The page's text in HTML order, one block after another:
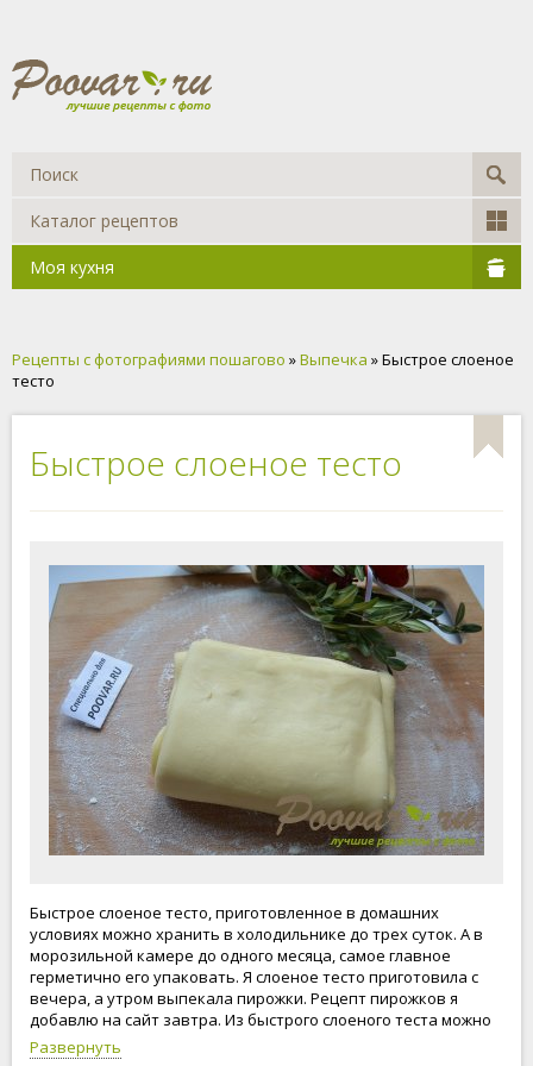
Каталог рецептов
Моя кухня
Рецепты с фотографиями пошагово »Выпечка » Быстрое слоеное
тесто
Быстрое слоеное тесто
Быстрое слоеное тесто, приготовленное в домашних
условиях можно хранить в холодильнике до трех суток. А в
морозильной камере до одного месяца, самое главное
герметично его упаковать. Я слоеное тесто приготовила с
вечера, а утром выпекала пирожки. Рецепт пирожков я
добавлю на сайт завтра. Из быстрого слоеного теста можно
приготовить практически любую выпечку, оно даже
Развернуть